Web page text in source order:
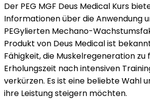
Der PEG MGF Deus Medical Kurs
Informationen über die Anwendung
PEGylierten Mechano-
Produkt von Deus Medical ist
Fähigkeit, die Muskelregeneration zu
Erholungszeit nach intensiven
verkürzen. Es ist eine beliebte Wahl
ihre Leistung steigern möchten.